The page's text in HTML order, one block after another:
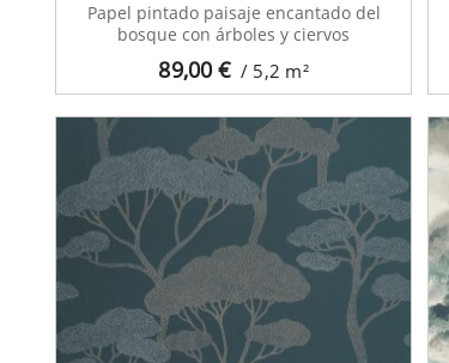
89,00€ / 5,2 m²
Papel pintado paisaje encantado del
bosque con árboles y ciervos